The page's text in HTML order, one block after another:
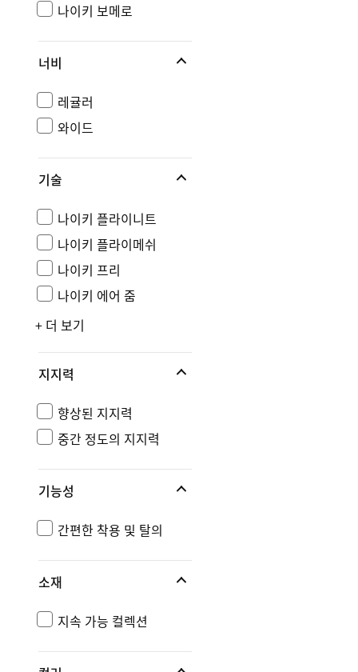
나이키 보메로
너비
레귤러
와이드
기술
나이키 플라이니트
나이키 플라이메쉬
나이키 프리
나이키 에어 줌
+ 더 보기
지지력
향상된 지지력
중간 정도의 지지력
기능성
간편한 착용 및 탈의
소재
지속 가능 컬렉션